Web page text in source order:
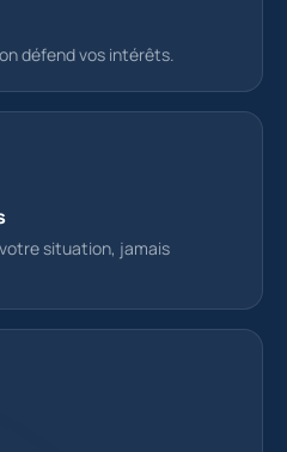
défend vos intérêts.
situation, jamais